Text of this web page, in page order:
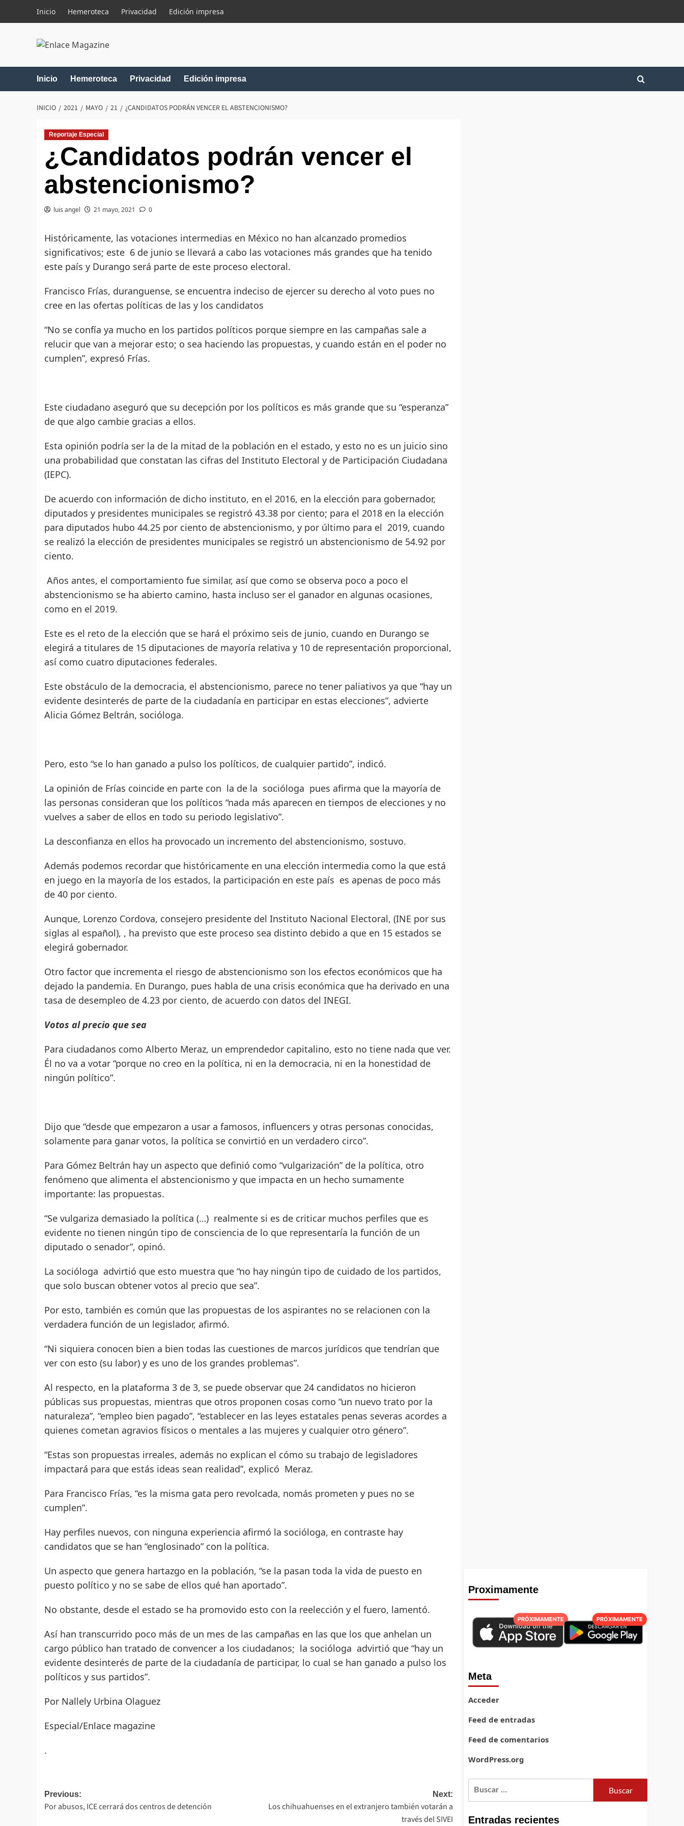
Inicio Hemeroteca Privacidad Edición impresa
Inicio Hemeroteca Privacidad Edición impresa
INICIO 2021 MAYO 21 ¿CANDIDATOS PODRÁN VENCER EL ABSTENCIONISMO?
Reportaje Especial
¿Candidatos podrán vencer el
abstencionismo?
luis angel 21 mayo, 2021 0
Históricamente, las votaciones intermedias en México no han alcanzado promedios
significativos; este 6 de junio se llevará a cabo las votaciones más grandes que ha tenido
este país y Durango será parte de este proceso electoral.
Francisco Frías, duranguense, se encuentra indeciso de ejercer su derecho al voto pues no
cree en las ofertas políticas de las y los candidatos
“No se confía ya mucho en los partidos políticos porque siempre en las campañas sale a
relucir que van a mejorar esto; o sea haciendo las propuestas, y cuando están en el poder no
cumplen”, expresó Frías.
Este ciudadano aseguró que su decepción por los políticos es más grande que su “esperanza”
de que algo cambie gracias a ellos.
Esta opinión podría ser la de la mitad de la población en el estado, y esto no es un juicio sino
una probabilidad que constatan las cifras del Instituto Electoral y de Participación Ciudadana
(IEPC).
De acuerdo con información de dicho instituto, en el 2016, en la elección para gobernador,
diputados y presidentes municipales se registró 43.38 por ciento; para el 2018 en la elección
para diputados hubo 44.25 por ciento de abstencionismo, y por último para el 2019, cuando
se realizó la elección de presidentes municipales se registró un abstencionismo de 54.92 por
ciento.
Años antes, el comportamiento fue similar, así que como se observa poco a poco el
abstencionismo se ha abierto camino, hasta incluso ser el ganador en algunas ocasiones,
como en el 2019.
Este es el reto de la elección que se hará el próximo seis de junio, cuando en Durango se
elegirá a titulares de 15 diputaciones de mayoría relativa y 10 de representación proporcional,
así como cuatro diputaciones federales.
Este obstáculo de la democracia, el abstencionismo, parece no tener paliativos ya que “hay un
evidente desinterés de parte de la ciudadanía en participar en estas elecciones”, advierte
Alicia Gómez Beltrán, socióloga.
Pero, esto “se lo han ganado a pulso los políticos, de cualquier partido”, indicó.
La opinión de Frías coincide en parte con la de la socióloga pues afirma que la mayoría de
las personas consideran que los políticos “nada más aparecen en tiempos de elecciones y no
vuelves a saber de ellos en todo su periodo legislativo”.
La desconfianza en ellos ha provocado un incremento del abstencionismo, sostuvo.
Además podemos recordar que históricamente en una elección intermedia como la que está
en juego en la mayoría de los estados, la participación en este país es apenas de poco más
de 40 por ciento.
Aunque, Lorenzo Cordova, consejero presidente del Instituto Nacional Electoral, (INE por sus
siglas al español), , ha previsto que este proceso sea distinto debido a que en 15 estados se
elegirá gobernador.
Otro factor que incrementa el riesgo de abstencionismo son los efectos económicos que ha
dejado la pandemia. En Durango, pues habla de una crisis económica que ha derivado en una
tasa de desempleo de 4.23 por ciento, de acuerdo con datos del INEGI.
Votos al precio que sea
Para ciudadanos como Alberto Meraz, un emprendedor capitalino, esto no tiene nada que ver.
Él no va a votar “porque no creo en la política, ni en la democracia, ni en la honestidad de
ningún político”.
Dijo que “desde que empezaron a usar a famosos, influencers y otras personas conocidas,
solamente para ganar votos, la política se convirtió en un verdadero circo”.
Para Gómez Beltrán hay un aspecto que definió como “vulgarización” de la política, otro
fenómeno que alimenta el abstencionismo y que impacta en un hecho sumamente
importante: las propuestas.
“Se vulgariza demasiado la política (…) realmente si es de criticar muchos perfiles que es
evidente no tienen ningún tipo de consciencia de lo que representaría la función de un
diputado o senador”, opinó.
La socióloga advirtió que esto muestra que “no hay ningún tipo de cuidado de los partidos,
que solo buscan obtener votos al precio que sea”.
Por esto, también es común que las propuestas de los aspirantes no se relacionen con la
verdadera función de un legislador, afirmó.
“Ni siquiera conocen bien a bien todas las cuestiones de marcos jurídicos que tendrían que
ver con esto (su labor) y es uno de los grandes problemas”.
Al respecto, en la plataforma 3 de 3, se puede observar que 24 candidatos no hicieron
públicas sus propuestas, mientras que otros proponen cosas como “un nuevo trato por la
naturaleza”, “empleo bien pagado”, “establecer en las leyes estatales penas severas acordes a
quienes cometan agravios físicos o mentales a las mujeres y cualquier otro género”.
“Estas son propuestas irreales, además no explican el cómo su trabajo de legisladores
impactará para que estás ideas sean realidad”, explicó Meraz.
Para Francisco Frías, “es la misma gata pero revolcada, nomás prometen y pues no se
cumplen”.
Hay perfiles nuevos, con ninguna experiencia afirmó la socióloga, en contraste hay
candidatos que se han “englosinado” con la política.
Un aspecto que genera hartazgo en la población, “se la pasan toda la vida de puesto en
puesto político y no se sabe de ellos qué han aportado”.
No obstante, desde el estado se ha promovido esto con la reelección y el fuero, lamentó.
Así han transcurrido poco más de un mes de las campañas en las que los que anhelan un
cargo público han tratado de convencer a los ciudadanos; la socióloga advirtió que “hay un
evidente desinterés de parte de la ciudadanía de participar, lo cual se han ganado a pulso los
políticos y sus partidos”.
Por Nallely Urbina Olaguez
Especial/Enlace magazine
.
Post
navigation
Previous:
Por abusos, ICE cerrará dos centros de detención
Next:
Los chihuahuenses en el extranjero también votarán a
través del SIVEI
Proximamente
PRÓXIMAMENTE PRÓXIMAMENTE
Meta
Acceder
Feed de entradas
Feed de comentarios
WordPress.org
Buscar:
Entradas recientes